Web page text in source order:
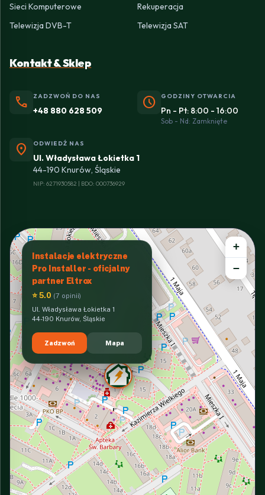
Sieci Komputerowe
Rekuperacja
Telewizja DVB-T
Telewizja SAT
Kontakt & Sklep
phone ZADZWOŃ DO NAS
+48 880 628 509 schedule GODZINY OTWARCIA
Pn - Pt: 8:00 - 16:00
Sob - Nd: Zamknięte
location_on ODWIEDŹ NAS
Ul. Władysława Łokietka 1
44-190 Knurów, Śląskie
NIP: 6271930582 | BDO: 000736929
Instalacje elektryczne
Pro Installer - oficjalny
partner Eltrox
⭐ 5.0 (7 opinii)
Ul. Władysława Łokietka 1
44-190 Knurów, Śląskie
Zadzwoń Mapa
+
−